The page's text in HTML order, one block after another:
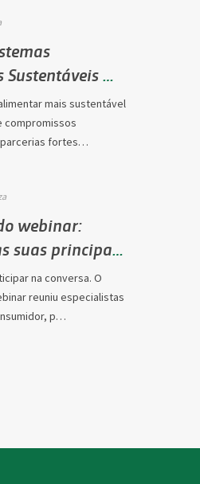
a Pica…mais sustentável
compromissos
fortes…
webinar:
suas principais
na conversa. O
reuniu especialistas
p…